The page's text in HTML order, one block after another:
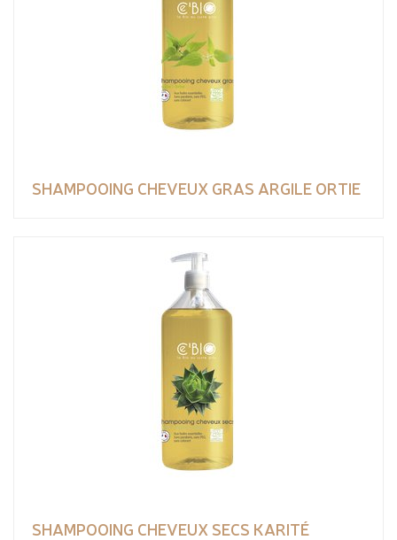
SHAMPOOING CHEVEUX GRAS ARGILE ORTIE
SHAMPOOING CHEVEUX SECS KARITÉ